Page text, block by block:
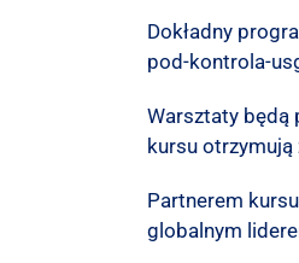
Dokładny
pod-kontrola-
Warsztaty będą
kursu otrzymują
Partnerem
globalnym